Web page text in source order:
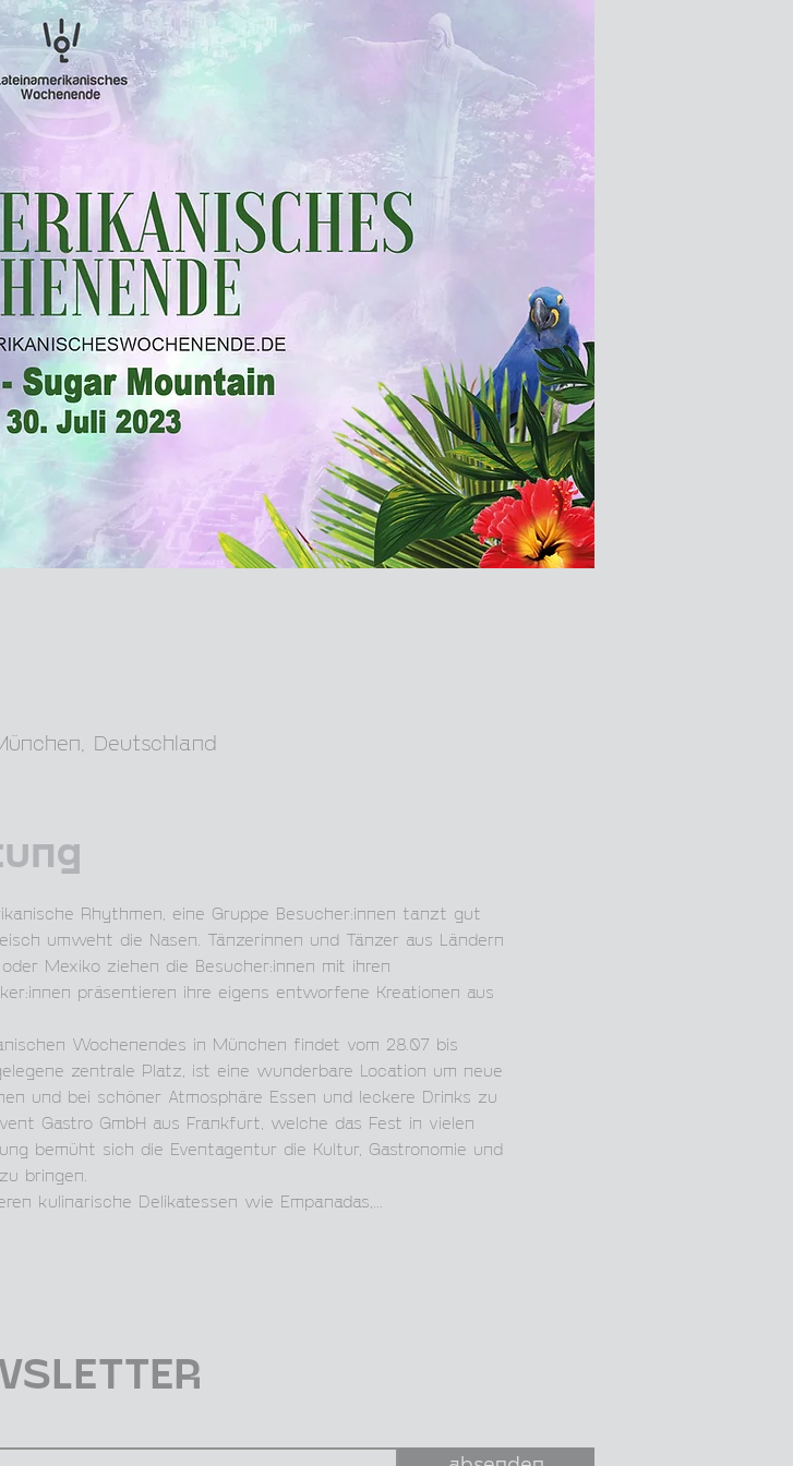
Deutschland
Rhythmen, eine Gruppe Besucher:innen tanzt gut
umweht die Nasen. Tänzerinnen und Tänzer aus Ländern
Mexiko ziehen die Besucher:innen mit ihren
präsentieren ihre eigens entworfene Kreationen aus
Wochenendes in München findet vom 28.07 bis
zentrale Platz, ist eine wunderbare Location um neue
und bei schöner Atmosphäre Essen und leckere Drinks zu
Gastro GmbH aus Frankfurt, welche das Fest in vielen
bemüht sich die Eventagentur die Kultur, Gastronomie und
bringen.
kulinarische Delikatessen wie Empanadas,…